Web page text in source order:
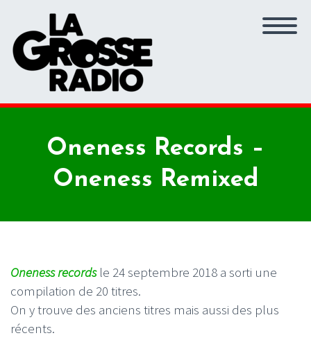
Oneness Records –
Oneness Remixed
Oneness records le 24 septembre 2018 a sorti une
compilation de 20 titres.
On y trouve des anciens titres mais aussi des plus
récents.